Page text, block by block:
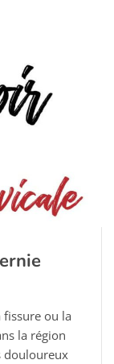
fissure ou la
la région
douloureux